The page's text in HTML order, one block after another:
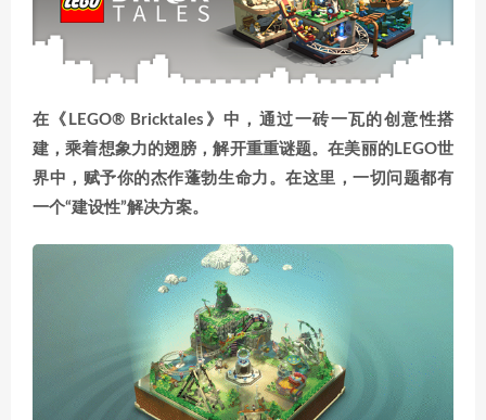
在《LEGO® Bricktales》中，通过一砖一瓦的创意性搭
建，乘着想象力的翅膀，解开重重谜题。在美丽的LEGO世
界中，赋予你的杰作蓬勃生命力。在这里，一切问题都有
一个“建设性”解决方案。